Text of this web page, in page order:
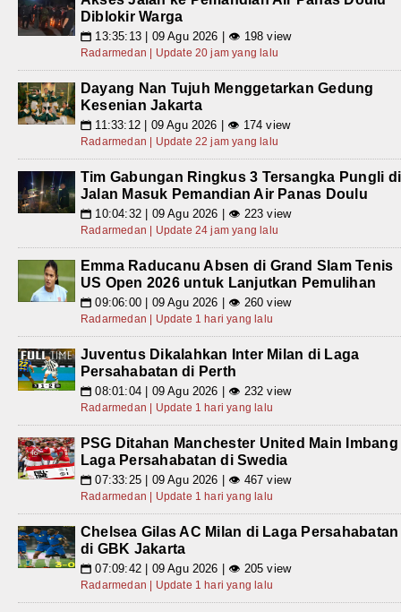
Diblokir Warga
📅 13:35:13 | 09 Agu 2026 | 👁 198 view
Radarmedan | Update 20 jam yang lalu
Dayang Nan Tujuh Menggetarkan Gedung
Kesenian Jakarta
📅 11:33:12 | 09 Agu 2026 | 👁 174 view
Radarmedan | Update 22 jam yang lalu
Tim Gabungan Ringkus 3 Tersangka Pungli di
Jalan Masuk Pemandian Air Panas Doulu
📅 10:04:32 | 09 Agu 2026 | 👁 223 view
Radarmedan | Update 24 jam yang lalu
Emma Raducanu Absen di Grand Slam Tenis
US Open 2026 untuk Lanjutkan Pemulihan
📅 09:06:00 | 09 Agu 2026 | 👁 260 view
Radarmedan | Update 1 hari yang lalu
Juventus Dikalahkan Inter Milan di Laga
Persahabatan di Perth
📅 08:01:04 | 09 Agu 2026 | 👁 232 view
Radarmedan | Update 1 hari yang lalu
PSG Ditahan Manchester United Main Imbang
Laga Persahabatan di Swedia
📅 07:33:25 | 09 Agu 2026 | 👁 467 view
Radarmedan | Update 1 hari yang lalu
Chelsea Gilas AC Milan di Laga Persahabatan
di GBK Jakarta
📅 07:09:42 | 09 Agu 2026 | 👁 205 view
Radarmedan | Update 1 hari yang lalu